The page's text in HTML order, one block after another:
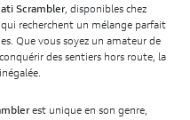
Scrambler, disponibles chez
recherchent un mélange parfait
Que vous soyez un amateur de
des sentiers hors route, la
est unique en son genre,